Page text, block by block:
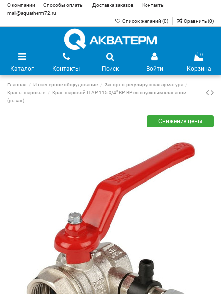
О компании Способы оплаты Доставка заказов
Контакты
mail@aquatherm72.ru
Список желаний (0) Сравнить (0)
Каталог Контакты Поиск Войти
0
Корзина
Главная Инженерное оборудование
Запорно-регулирующая арматура
Краны шаровые
Кран шаровой ITAP 115 3/4" ВР-ВР со спускным клапаном
(рычаг)
Снижение цены